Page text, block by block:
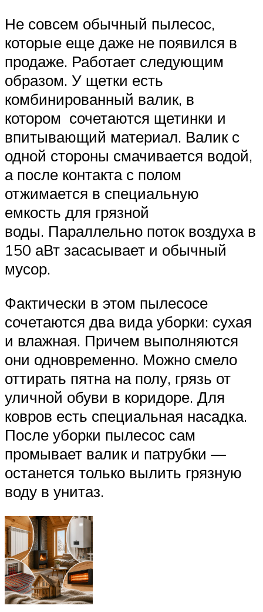
Не совсем обычный пылесос,
которые еще даже не появился в
продаже. Работает следующим
образом. У щетки есть
комбинированный валик, в
котором сочетаются щетинки и
впитывающий материал. Валик с
одной стороны смачивается водой,
а после контакта с полом
отжимается в специальную
емкость для грязной
воды. Параллельно поток воздуха в
150 аВт засасывает и обычный
мусор.
Фактически в этом пылесосе
сочетаются два вида уборки: сухая
и влажная. Причем выполняются
они одновременно. Можно смело
оттирать пятна на полу, грязь от
уличной обуви в коридоре. Для
ковров есть специальная насадка.
После уборки пылесос сам
промывает валик и патрубки —
останется только вылить грязную
воду в унитаз.